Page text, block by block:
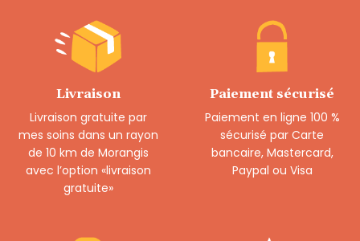
Livraison
Livraison gratuite par
mes soins dans un rayon
de 10 km de Morangis
avec l’option «livraison
gratuite»
Paiement sécurisé
Paiement en ligne 100 %
sécurisé par Carte
bancaire, Mastercard,
Paypal ou Visa